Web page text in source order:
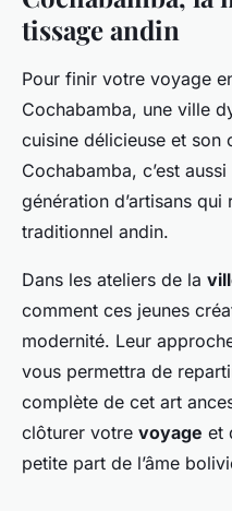
tissage andin
Pour finir votre voyage
Cochabamba, une ville
cuisine délicieuse et son
Cochabamba, c’est
génération d’artisans
traditionnel andin.
Dans les ateliers de la
comment ces jeunes
modernité. Leur
vous permettra de
complète de cet art
clôturer votre voyage et
petite part de l’âme